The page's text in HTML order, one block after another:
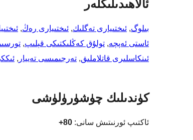
ئالاھىدىلىكلەر
بىلوگ, ئىختىيارى تەگلىك, ئىختىيارى رەڭ,
ئاستى ئەپچە, تولۇق كەڭلىكتىكى قېلىپ,
ئىنكاسلىرى قاتلاملىق, تەرجىمىسى تەييار ,
كۈندىلىك چۈشۈرۈلۈشى
ئاكتىپ ئورنىتىش سانى: 80+